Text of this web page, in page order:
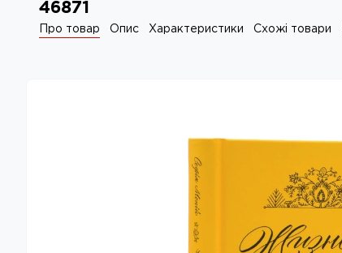
46871
Про товар Опис Характеристики Схожі товари